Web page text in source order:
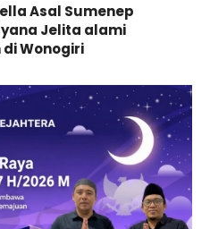
Asal Sumenep
Jelita alami
Wonogiri